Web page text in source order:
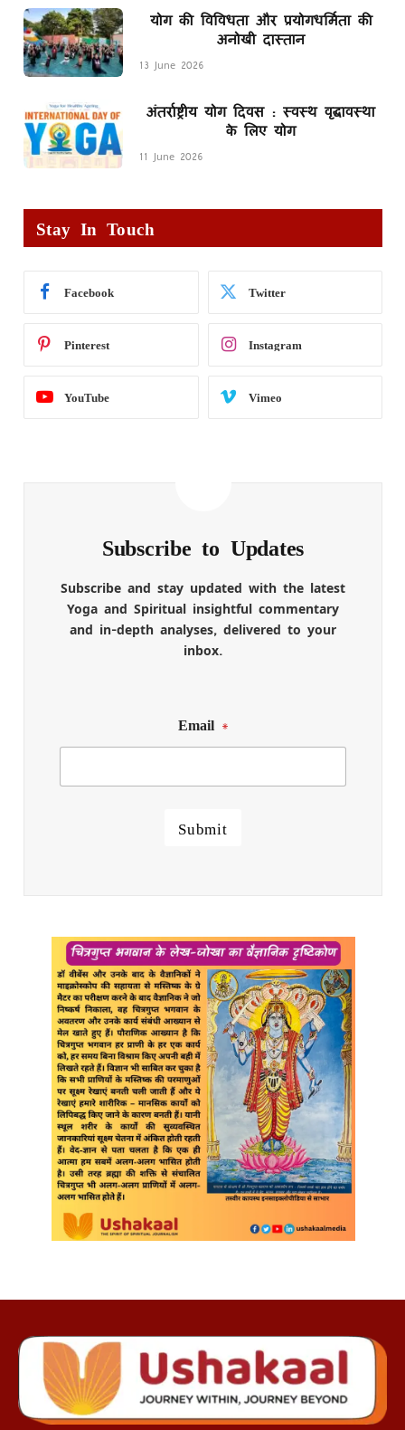
योग की विविधता और प्रयोगधर्मिता की
अनोखी दास्तान
13 June 2026
अंतर्राष्ट्रीय योग दिवस : स्वस्थ वृद्धावस्था
के लिए योग
11 June 2026
Stay In Touch
Facebook Twitter
Pinterest Instagram
YouTube Vimeo
Subscribe to Updates
Subscribe and stay updated with the latest
Yoga and Spiritual insightful commentary
and in-depth analyses, delivered to your
inbox.
Email *
Submit